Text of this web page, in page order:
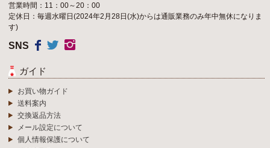
営業時間：11：00～20：00
定休日：毎週水曜日(2024年2月28日(水)からは通販業務のみ年中無休になりま
す)
SNS
ガイド
お買い物ガイド
送料案内
交換返品方法
メール設定について
個人情報保護について